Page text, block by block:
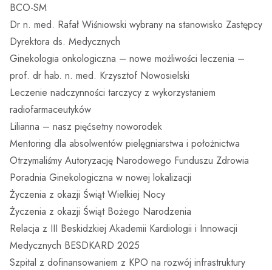
BCO-SM
Dr n. med. Rafał Wiśniowski wybrany na stanowisko Zastępcy
Dyrektora ds. Medycznych
Ginekologia onkologiczna – nowe możliwości leczenia –
prof. dr hab. n. med. Krzysztof Nowosielski
Leczenie nadczynności tarczycy z wykorzystaniem
radiofarmaceutyków
Lilianna – nasz pięćsetny noworodek
Mentoring dla absolwentów pielęgniarstwa i położnictwa
Otrzymaliśmy Autoryzację Narodowego Funduszu Zdrowia
Poradnia Ginekologiczna w nowej lokalizacji
Życzenia z okazji Świąt Wielkiej Nocy
Życzenia z okazji Świąt Bożego Narodzenia
Relacja z III Beskidzkiej Akademii Kardiologii i Innowacji
Medycznych BESDKARD 2025
Szpital z dofinansowaniem z KPO na rozwój infrastruktury